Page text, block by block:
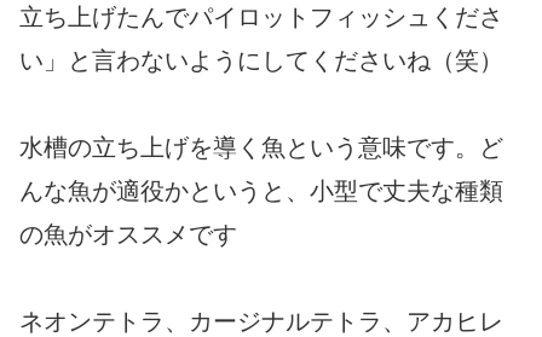
立ち上げたんでパイロットフィッシュくださ
い」と言わないようにしてくださいね（笑）
水槽の立ち上げを導く魚という意味です。ど
んな魚が適役かというと、小型で丈夫な種類
の魚がオススメです
ネオンテトラ、カージナルテトラ、アカヒレ